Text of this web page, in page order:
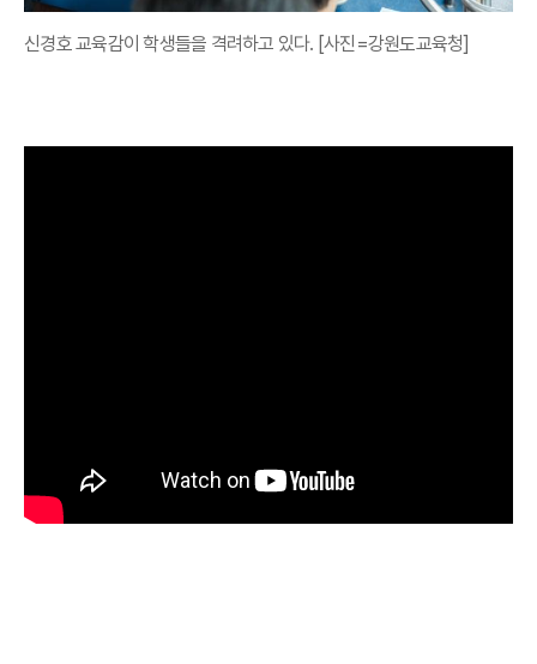
신경호 교육감이 학생들을 격려하고 있다. [사진=강원도교육청]